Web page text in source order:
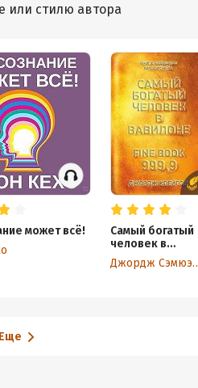
или стилю автора
может всё!
Самый богатый
человек в
Вавилоне
Джордж
Еще